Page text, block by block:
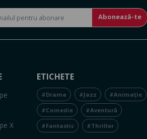
Abonează-te
X
ETICHETE
#Drama #Jazz #Animație
#Comedie #Aventură
#Fantastic #Thriller